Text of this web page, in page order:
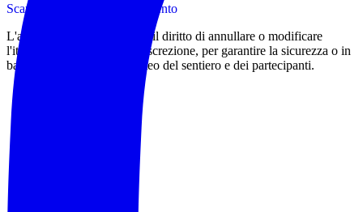
Scarica il modulo di tesseramento
L'accompagnatore si riserva il diritto di annullare o modificare
l'itinerario proposto a sua discrezione, per garantire la sicurezza o in
base alle condizioni del meteo del sentiero e dei partecipanti.